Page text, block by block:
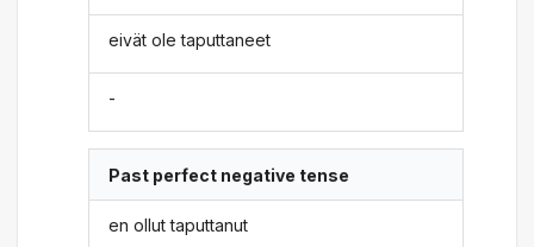
eivät ole taputtaneet
-
Past perfect negative tense
en ollut taputtanut